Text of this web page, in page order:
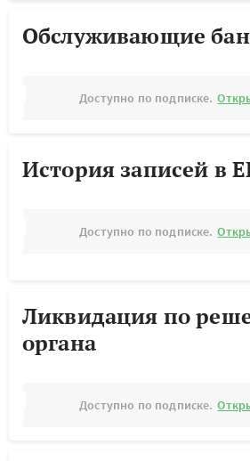
Обслуживающие
Доступно по подписке.
История записей в
Доступно по подписке.
Ликвидация по
органа
Доступно по подписке.